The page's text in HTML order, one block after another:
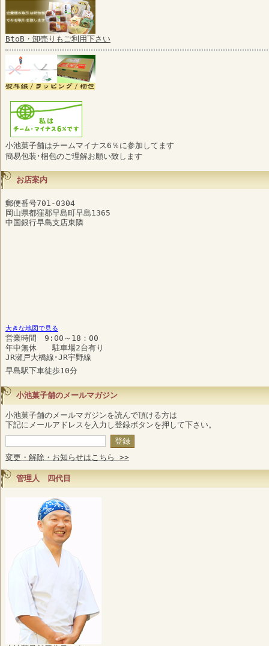
BtoB・卸売りもご利用下さい
小池菓子舗はチームマイナス6％に参加してます
簡易包装･梱包のご理解お願い致します
お店案内
郵便番号701-0304
岡山県都窪郡早島町早島1365
中国銀行早島支店東隣
大きな地図で見る
営業時間 9:00～18：00
年中無休 駐車場2台有り
JR瀬戸大橋線･JR宇野線
早島駅下車徒歩10分
小池菓子舗のメールマガジン
小池菓子舗のメールマガジンを読んで頂ける方は
下記にメールアドレスを入力し登録ボタンを押して下さい。
変更・解除・お知らせはこちら >>
管理人 四代目